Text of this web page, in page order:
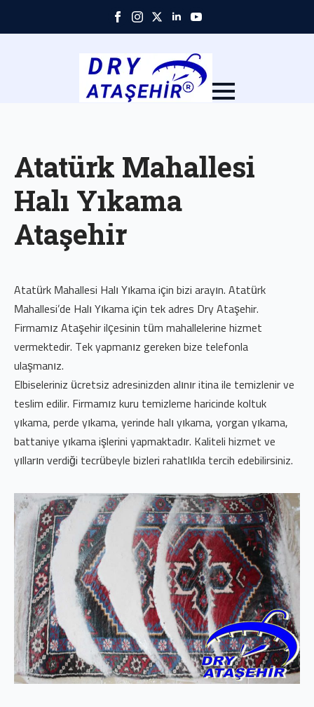
to
Atatürk Mahallesi
Halı Yıkama
Ataşehir
Atatürk Mahallesi Halı Yıkama için bizi arayın. Atatürk
Mahallesi’de Halı Yıkama için tek adres Dry Ataşehir.
Firmamız Ataşehir ilçesinin tüm mahallelerine hizmet
vermektedir. Tek yapmanız gereken bize telefonla
ulaşmanız.
Elbiseleriniz ücretsiz adresinizden alınır itina ile temizlenir ve
teslim edilir. Firmamız kuru temizleme haricinde koltuk
yıkama, perde yıkama, yerinde halı yıkama, yorgan yıkama,
battaniye yıkama işlerini yapmaktadır. Kaliteli hizmet ve
yılların verdiği tecrübeyle bizleri rahatlıkla tercih edebilirsiniz.